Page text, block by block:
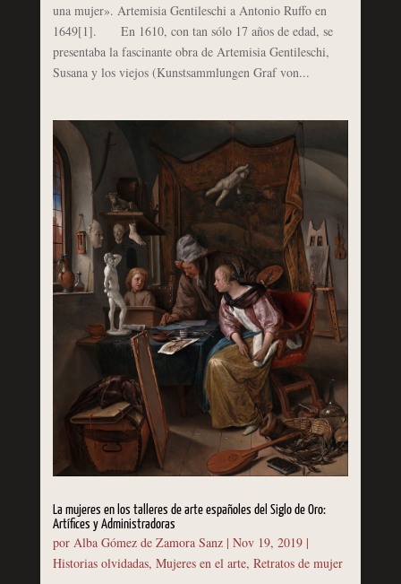
una mujer». Artemisia Gentileschi a Antonio Ruffo en
1649[1]. En 1610, con tan sólo 17 años de edad, se
presentaba la fascinante obra de Artemisia Gentileschi,
Susana y los viejos (Kunstsammlungen Graf von...
La mujeres en los talleres de arte españoles del Siglo de Oro:
Artífices y Administradoras
por Alba Gómez de Zamora Sanz| Nov 19, 2019|
Historias olvidadas, Mujeres en el arte, Retratos de mujer